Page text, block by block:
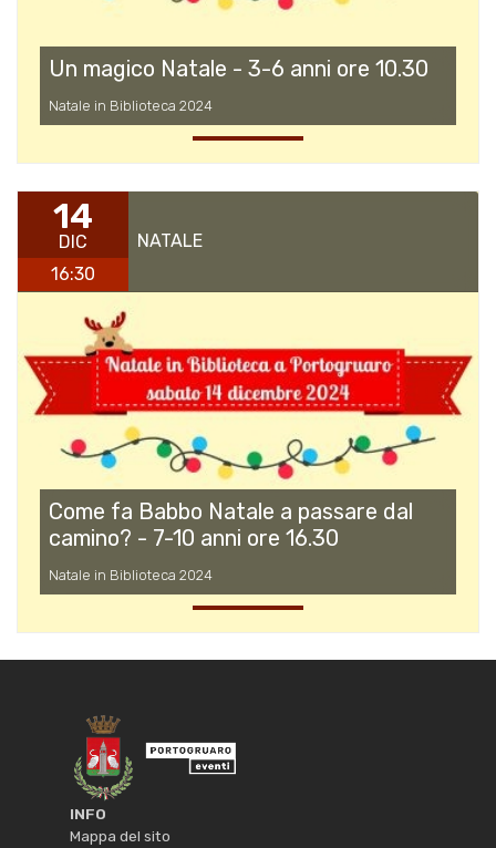
Un magico Natale - 3-6 anni ore 10.30
Natale in Biblioteca 2024
14
DIC
16:30
NATALE
Come fa Babbo Natale a passare dal
camino? - 7-10 anni ore 16.30
Natale in Biblioteca 2024
INFO
Mappa del sito